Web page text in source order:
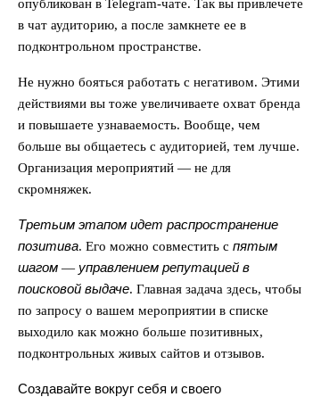
опубликован в Telegram-чате. Так вы привлечете
в чат аудиторию, а после замкнете ее в
подконтрольном пространстве.
Не нужно бояться работать с негативом. Этими
действиями вы тоже увеличиваете охват бренда
и повышаете узнаваемость. Вообще, чем
больше вы общаетесь с аудиторией, тем лучше.
Организация мероприятий — не для
скромняжек.
Третьим этапом идет распространение
позитива. Его можно совместить с пятым
шагом — управлением репутацией в
поисковой выдаче. Главная задача здесь, чтобы
по запросу о вашем мероприятии в списке
выходило как можно больше позитивных,
подконтрольных живых сайтов и отзывов.
Создавайте вокруг себя и своего